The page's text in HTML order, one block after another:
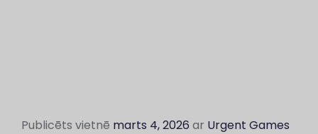
Publicēts vietnē marts 4, 2026 ar Urgent Games